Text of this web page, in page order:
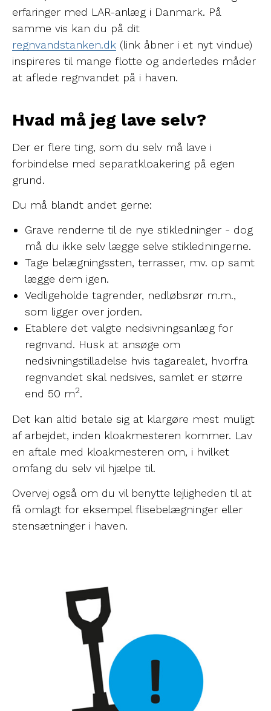
erfaringer med LAR-anlæg i Danmark. På
samme vis kan du på dit
regnvandstanken.dk (link åbner i et nyt vindue)
inspireres til mange flotte og anderledes måder
at aflede regnvandet på i haven.
Hvad må jeg lave selv?
Der er flere ting, som du selv må lave i
forbindelse med separatkloakering på egen
grund.
Du må blandt andet gerne:
Grave renderne til de nye stikledninger - dog
må du ikke selv lægge selve stikledningerne.
Tage belægningssten, terrasser, mv. op samt
lægge dem igen.
Vedligeholde tagrender, nedløbsrør m.m.,
som ligger over jorden.
Etablere det valgte nedsivningsanlæg for
regnvand. Husk at ansøge om
nedsivningstilladelse hvis tagarealet, hvorfra
regnvandet skal nedsives, samlet er større
end 50 m2.
Det kan altid betale sig at klargøre mest muligt
af arbejdet, inden kloakmesteren kommer. Lav
en aftale med kloakmesteren om, i hvilket
omfang du selv vil hjælpe til.
Overvej også om du vil benytte lejligheden til at
få omlagt for eksempel flisebelægninger eller
stensætninger i haven.